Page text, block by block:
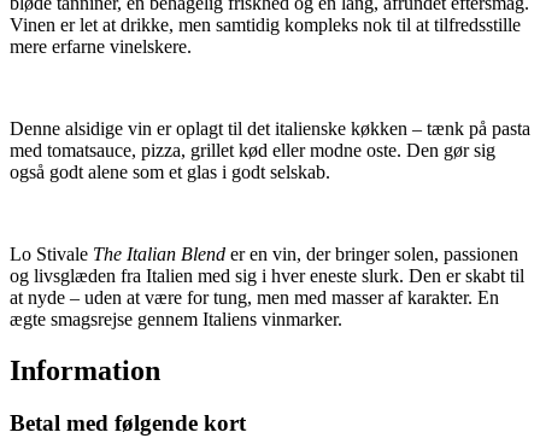
Vinen er let at drikke, men samtidig kompleks nok til at tilfredsstille
mere erfarne vinelskere.
Denne alsidige vin er oplagt til det italienske køkken – tænk på pasta
med tomatsauce, pizza, grillet kød eller modne oste. Den gør sig
også godt alene som et glas i godt selskab.
Lo Stivale The Italian Blend er en vin, der bringer solen, passionen
og livsglæden fra Italien med sig i hver eneste slurk. Den er skabt til
at nyde – uden at være for tung, men med masser af karakter. En
ægte smagsrejse gennem Italiens vinmarker.
Information
Betal med følgende kort